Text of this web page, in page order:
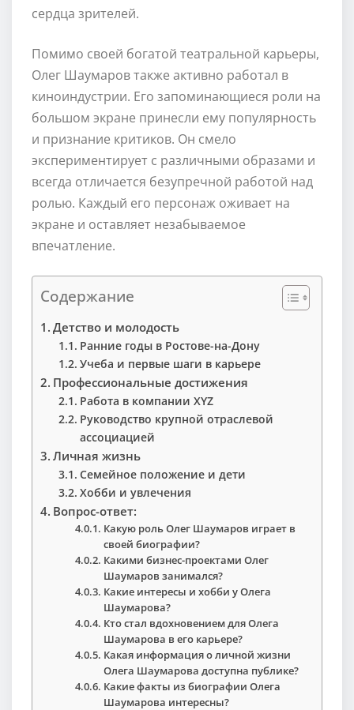
сердца зрителей.
Помимо своей богатой театральной карьеры,
Олег Шаумаров также активно работал в
киноиндустрии. Его запоминающиеся роли на
большом экране принесли ему популярность
и признание критиков. Он смело
экспериментирует с различными образами и
всегда отличается безупречной работой над
ролью. Каждый его персонаж оживает на
экране и оставляет незабываемое
впечатление.
Содержание
Детство и молодость
Ранние годы в Ростове-на-Дону
Учеба и первые шаги в карьере
Профессиональные достижения
Работа в компании XYZ
Руководство крупной отраслевой
ассоциацией
Личная жизнь
Семейное положение и дети
Хобби и увлечения
Вопрос-ответ:
Какую роль Олег Шаумаров играет в
своей биографии?
Какими бизнес-проектами Олег
Шаумаров занимался?
Какие интересы и хобби у Олега
Шаумарова?
Кто стал вдохновением для Олега
Шаумарова в его карьере?
Какая информация о личной жизни
Олега Шаумарова доступна публике?
Какие факты из биографии Олега
Шаумарова интересны?